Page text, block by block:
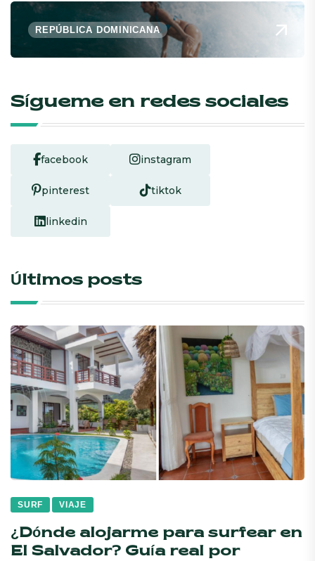
REPÚBLICA DOMINICANA
Sígueme en redes sociales
facebook instagram
pinterest tiktok
linkedin
Últimos posts
SURF VIAJE
¿Dónde alojarme para surfear en
El Salvador? Guía real por